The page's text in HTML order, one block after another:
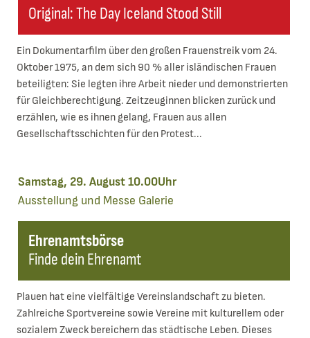
Original: The Day Iceland Stood Still
Ein Dokumentarfilm über den großen Frauenstreik vom 24.
Oktober 1975, an dem sich 90 % aller isländischen Frauen
beteiligten: Sie legten ihre Arbeit nieder und demonstrierten
für Gleichberechtigung. Zeitzeuginnen blicken zurück und
erzählen, wie es ihnen gelang, Frauen aus allen
Gesellschaftsschichten für den Protest...
Ehrenamtsbörse
Finde dein Ehrenamt
Samstag, 29. August 10.00Uhr
Ausstellung und Messe Galerie
Plauen hat eine vielfältige Vereinslandschaft zu bieten.
Zahlreiche Sportvereine sowie Vereine mit kulturellem oder
sozialem Zweck bereichern das städtische Leben. Dieses